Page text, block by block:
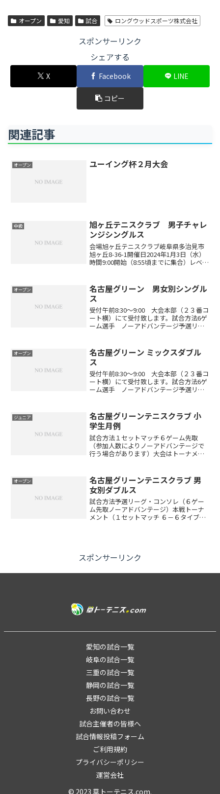
オープン 愛知 試合 ロングウッドスポーツ株式会社
スポンサーリンク
シェアする
X Facebook LINE
コピー
関連記事
オープン ユーイング杯２月大会
中級
旭ヶ丘テニスクラブ 男子チャレ
ンジシングルス
会場旭ヶ丘テニスクラブ岐阜県多治見市
旭ヶ丘8-36-1開催日2024年1月3日（水）
時間9:00開始（8:55頃までに集合）レベル
します。過去１０年間「インターハイ・
イ...
オープン
名古屋グリーン 男女別シングル
ス
受付午前8:30～9:00 大会本部（２３番コ
ート横）にて受付致します。試合方法6ゲ
ーム選手 ノーアドバンテージ予選リー
ます表彰1位トーナメントで優勝した方に
当日使用し...
オープン
名古屋グリーン ミックスダブル
ス
受付午前8:30～9:00 大会本部（２３番コ
ート横）にて受付致します。試合方法6ゲ
ーム選手 ノーアドバンテージ予選リー
ます4試合以上できる形式になっていま
す!!（参加...
ジュニア
名古屋グリーンテニスクラブ 小
学生月例
試合方法１セットマッチ６ゲーム先取
（参加人数によりノーアドバンテージで
行う場合があります）大会はトーナメン
マッチ（４ゲーム先取）もありますので
積極的に参加して下さい※筆...
オープン
名古屋グリーンテニスクラブ 男
女別ダブルス
試合方法予選リーグ・コンソレ（６ゲー
ム先取ノーアドバンテージ）本戦トーナ
メント（１セットマッチ ６－６タイブレ
スポンサーリンク
愛知の試合一覧
岐阜の試合一覧
三重の試合一覧
静岡の試合一覧
長野の試合一覧
お問い合わせ
試合主催者の皆様へ
試合情報投稿フォーム
ご利用規約
プライバシーポリシー
運営会社
© 2023 草トーテニス.com.